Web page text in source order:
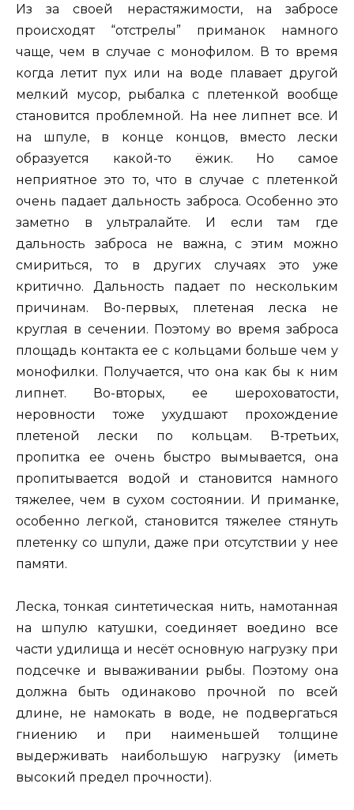
Из за своей нерастяжимости, на забросе
происходят “отстрелы” приманок намного
чаще, чем в случае с монофилом. В то время
когда летит пух или на воде плавает другой
мелкий мусор, рыбалка с плетенкой вообще
становится проблемной. На нее липнет все. И
на шпуле, в конце концов, вместо лески
образуется какой-то ёжик. Но самое
неприятное это то, что в случае с плетенкой
очень падает дальность заброса. Особенно это
заметно в ультралайте. И если там где
дальность заброса не важна, с этим можно
смириться, то в других случаях это уже
критично. Дальность падает по нескольким
причинам. Во-первых, плетеная леска не
круглая в сечении. Поэтому во время заброса
площадь контакта ее с кольцами больше чем у
монофилки. Получается, что она как бы к ним
липнет. Во-вторых, ее шероховатости,
неровности тоже ухудшают прохождение
плетеной лески по кольцам. В-третьих,
пропитка ее очень быстро вымывается, она
пропитывается водой и становится намного
тяжелее, чем в сухом состоянии. И приманке,
особенно легкой, становится тяжелее стянуть
плетенку со шпули, даже при отсутствии у нее
памяти.
Леска, тонкая синтетическая нить, намотанная
на шпулю катушки, соединяет воедино все
части удилища и несёт основную нагрузку при
подсечке и вываживании рыбы. Поэтому она
должна быть одинаково прочной по всей
длине, не намокать в воде, не подвергаться
гниению и при наименьшей толщине
выдерживать наибольшую нагрузку (иметь
высокий предел прочности).